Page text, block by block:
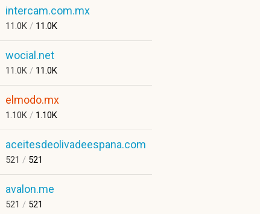
intercam.com.mx
11.0K / 11.0K
wocial.net
11.0K / 11.0K
elmodo.mx
1.10K / 1.10K
aceitesdeolivadeespana.com
521 / 521
avalon.me
521 / 521